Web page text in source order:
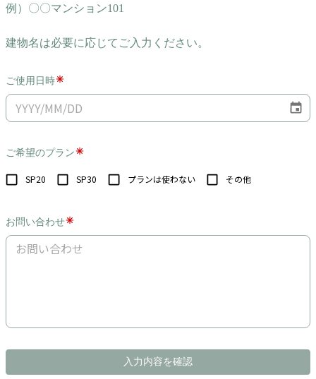
例）〇〇マンション101
建物名は必要に応じてご入力ください。
ご使用日時
ご希望のプラン
SP20 SP30 プランは使わない その他
お問い合わせ
入力内容を確認